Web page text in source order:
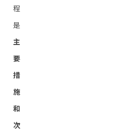
程
是
主
要
措
施
和
次